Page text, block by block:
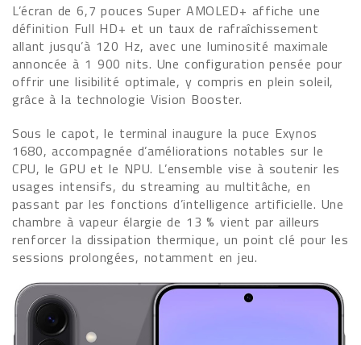
L’écran de 6,7 pouces Super AMOLED+ affiche une
définition Full HD+ et un taux de rafraîchissement
allant jusqu’à 120 Hz, avec une luminosité maximale
annoncée à 1 900 nits. Une configuration pensée pour
offrir une lisibilité optimale, y compris en plein soleil,
grâce à la technologie Vision Booster.
Sous le capot, le terminal inaugure la puce Exynos
1680, accompagnée d’améliorations notables sur le
CPU, le GPU et le NPU. L’ensemble vise à soutenir les
usages intensifs, du streaming au multitâche, en
passant par les fonctions d’intelligence artificielle. Une
chambre à vapeur élargie de 13 % vient par ailleurs
renforcer la dissipation thermique, un point clé pour les
sessions prolongées, notamment en jeu.